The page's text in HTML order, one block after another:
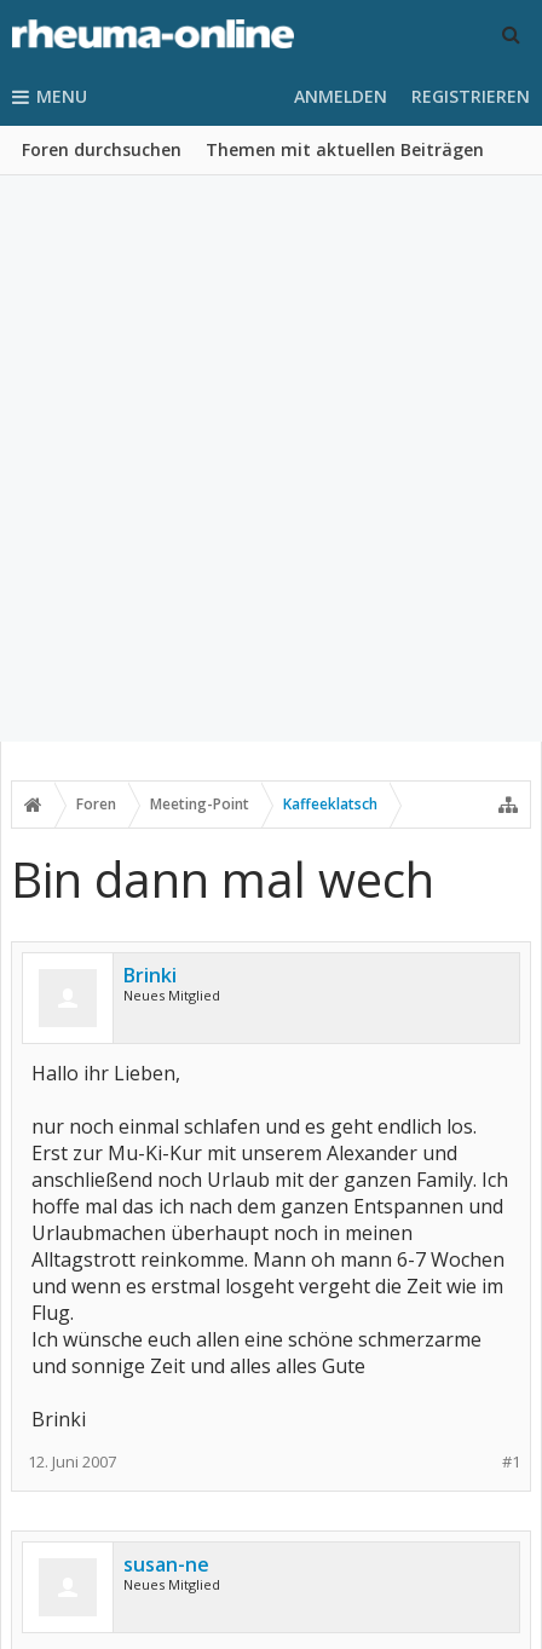
MENU
Foren durchsuchen Themen mit aktuellen Beiträgen
ANMELDEN REGISTRIEREN
Foren Meeting-Point Kaffeeklatsch
Bin dann mal wech
Brinki
Neues Mitglied
Hallo ihr Lieben,
nur noch einmal schlafen und es geht endlich los.
Erst zur Mu-Ki-Kur mit unserem Alexander und
anschließend noch Urlaub mit der ganzen Family. Ich
hoffe mal das ich nach dem ganzen Entspannen und
Urlaubmachen überhaupt noch in meinen
Alltagstrott reinkomme. Mann oh mann 6-7 Wochen
und wenn es erstmal losgeht vergeht die Zeit wie im
Flug.
Ich wünsche euch allen eine schöne schmerzarme
und sonnige Zeit und alles alles Gute
Brinki
#1
12. Juni 2007
susan-ne
Neues Mitglied